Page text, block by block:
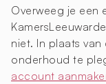
Overweeg je een
niet. In plaats
onderhoud te
account